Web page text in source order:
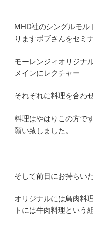
MHD社のシングルモル
りますボブさんをセミ
モーレンジィオリジナ
メインにレクチャー
それぞれに料理を合わ
料理はやはりこの方で
願い致しました。
そして前日にお持ちい
オリジナルには鳥肉料
トには牛肉料理という